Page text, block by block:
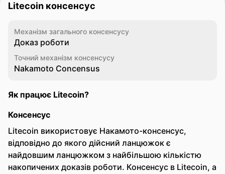
Litecoin консенсус
Механізм загального консенсусу
Доказ роботи
Точний механізм консенсусу
Nakamoto Concensus
Як працює Litecoin?
Консенсус
Litecoin використовує Накамото-консенсус,
відповідно до якого дійсний ланцюжок є
найдовшим ланцюжком з найбільшою кількістю
накопичених доказів роботи. Консенсус в Litecoin, а